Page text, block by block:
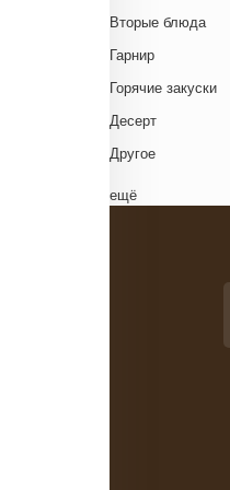
Венгерская кухня
Греческая кухня
Грузинская кухня
Еврейская кухня
Европейская кухня
Испанская кухня
Вторые блюда
Гарнир
Горячие закуски
Десерт
Другое
Комплексный обед
ещё